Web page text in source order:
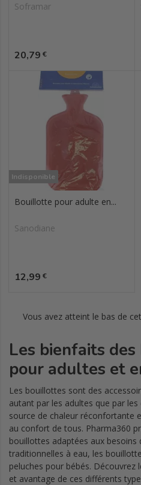
Soframar
Prix
20,79 €
Indisponible
Bouillotte pour adulte en...
Sanodiane
Prix
12,99 €
Vous avez atteint le bas de
Les bienfaits
pour adultes et
Les bouillottes sont des
autant par les adultes que par
source de chaleur réconfortante
au confort de tous. Pharma360
bouillottes adaptées aux
traditionnelles à eau, les
peluches pour bébés. Découvrez
et avantage de ces différents